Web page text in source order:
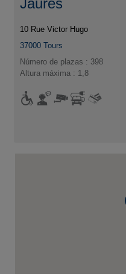
Jaurès
10 Rue Victor Hugo
37000 Tours
Número de plazas : 398
Altura máxima : 1,8